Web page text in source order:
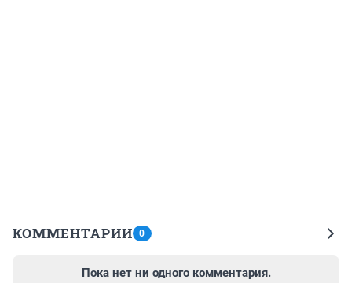
КОММЕНТАРИИ 0
Пока нет ни одного комментария.